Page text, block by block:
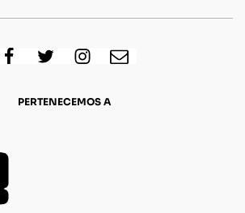
PERTENECEMOS A